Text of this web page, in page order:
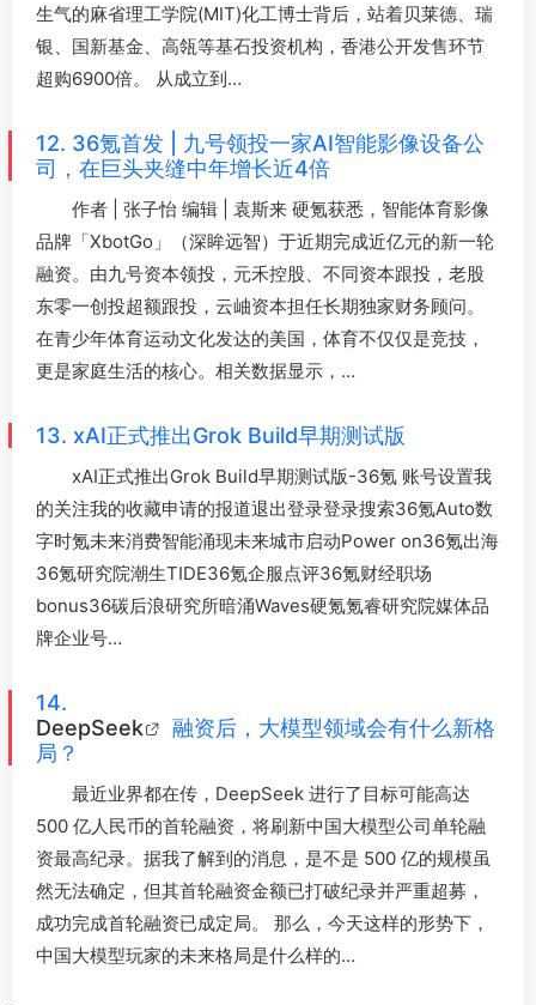
生气的麻省理工学院(MIT)化工博士背后，站着贝莱德、瑞
银、国新基金、高瓴等基石投资机构，香港公开发售环节
超购6900倍。 从成立到…
12. 36氪首发 | 九号领投一家AI智能影像设备公
司，在巨头夹缝中年增长近4倍
作者 | 张子怡 编辑 | 袁斯来 硬氪获悉，智能体育影像
品牌「XbotGo」（深眸远智）于近期完成近亿元的新一轮
融资。由九号资本领投，元禾控股、不同资本跟投，老股
东零一创投超额跟投，云岫资本担任长期独家财务顾问。
在青少年体育运动文化发达的美国，体育不仅仅是竞技，
更是家庭生活的核心。相关数据显示，…
13. xAI正式推出Grok Build早期测试版
xAI正式推出Grok Build早期测试版-36氪 账号设置我
的关注我的收藏申请的报道退出登录登录搜索36氪Auto数
字时氪未来消费智能涌现未来城市启动Power on36氪出海
36氪研究院潮生TIDE36氪企服点评36氪财经职场
bonus36碳后浪研究所暗涌Waves硬氪氪睿研究院媒体品
牌企业号…
14.
DeepSeek
融资后，大模型领域会有什么新格
局？
最近业界都在传，DeepSeek 进行了目标可能高达
500 亿人民币的首轮融资，将刷新中国大模型公司单轮融
资最高纪录。据我了解到的消息，是不是 500 亿的规模虽
然无法确定，但其首轮融资金额已打破纪录并严重超募，
成功完成首轮融资已成定局。 那么，今天这样的形势下，
中国大模型玩家的未来格局是什么样的…